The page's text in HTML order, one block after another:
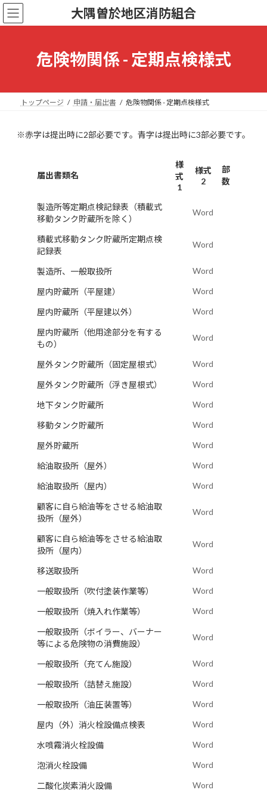
コ
ン
ナ
ビ
大隅曽於地区消防組合
危険物関係 - 定期点検様式
トップページ 申請・届出書 危険物関係 - 定期点検様式
※赤字は提出時に2部必要です。青字は提出時に3部必要です。
届出書類名
様
式
1
様式
2
部
数
製造所等定期点検記録表（積載式
移動タンク貯蔵所を除く）
Word
積載式移動タンク貯蔵所定期点検
記録表
Word
製造所、一般取扱所 Word
屋内貯蔵所（平屋建） Word
屋内貯蔵所（平屋建以外） Word
屋内貯蔵所（他用途部分を有する
もの）
Word
屋外タンク貯蔵所（固定屋根式） Word
屋外タンク貯蔵所（浮き屋根式） Word
地下タンク貯蔵所 Word
移動タンク貯蔵所 Word
屋外貯蔵所 Word
給油取扱所（屋外） Word
給油取扱所（屋内） Word
顧客に自ら給油等をさせる給油取
扱所（屋外）
Word
顧客に自ら給油等をさせる給油取
扱所（屋内）
Word
移送取扱所 Word
一般取扱所（吹付塗装作業等） Word
一般取扱所（焼入れ作業等） Word
一般取扱所（ボイラー、バーナー
等による危険物の消費施設）
Word
一般取扱所（充てん施設） Word
一般取扱所（詰替え施設） Word
一般取扱所（油圧装置等） Word
屋内（外）消火栓設備点検表 Word
水噴霧消火栓設備 Word
泡消火栓設備 Word
二酸化炭素消火設備 Word